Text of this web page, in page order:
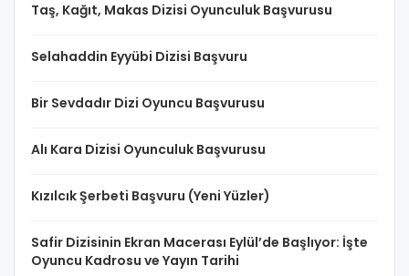
Taş, Kağıt, Makas Dizisi Oyunculuk Başvurusu
Selahaddin Eyyübi Dizisi Başvuru
Bir Sevdadır Dizi Oyuncu Başvurusu
Alı Kara Dizisi Oyunculuk Başvurusu
Kızılcık Şerbeti Başvuru (Yeni Yüzler)
Safir Dizisinin Ekran Macerası Eylül’de Başlıyor: İşte
Oyuncu Kadrosu ve Yayın Tarihi